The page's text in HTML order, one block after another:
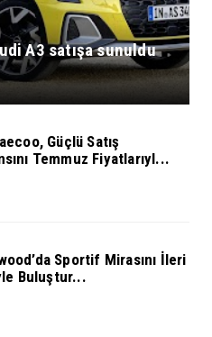
A3 satışa sunuldu
Güçlü Satış
Temmuz Fiyatlarıyl...
Sportif Mirasını İleri
Buluştur...